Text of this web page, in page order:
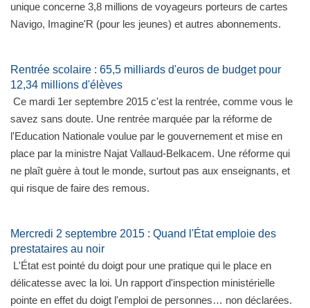
unique concerne 3,8 millions de voyageurs porteurs de cartes
Navigo, Imagine'R (pour les jeunes) et autres abonnements.
Rentrée scolaire : 65,5 milliards d'euros de budget pour
12,34 millions d'élèves
Ce mardi 1er septembre 2015 c'est la rentrée, comme vous le
savez sans doute. Une rentrée marquée par la réforme de
l'Education Nationale voulue par le gouvernement et mise en
place par la ministre Najat Vallaud-Belkacem. Une réforme qui
ne plaît guère à tout le monde, surtout pas aux enseignants, et
qui risque de faire des remous.
Mercredi 2 septembre 2015 : Quand l'État emploie des
prestataires au noir
L'État est pointé du doigt pour une pratique qui le place en
délicatesse avec la loi. Un rapport d'inspection ministérielle
pointe en effet du doigt l'emploi de personnes… non déclarées.